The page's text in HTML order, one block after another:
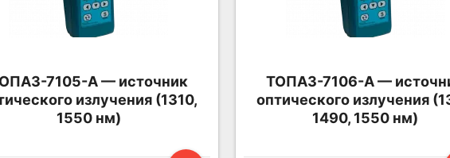
7105-А — источник
излучения (1310,
1550 нм)
ТОПАЗ-7106-А —
оптического излучения
1490, 1550 нм)